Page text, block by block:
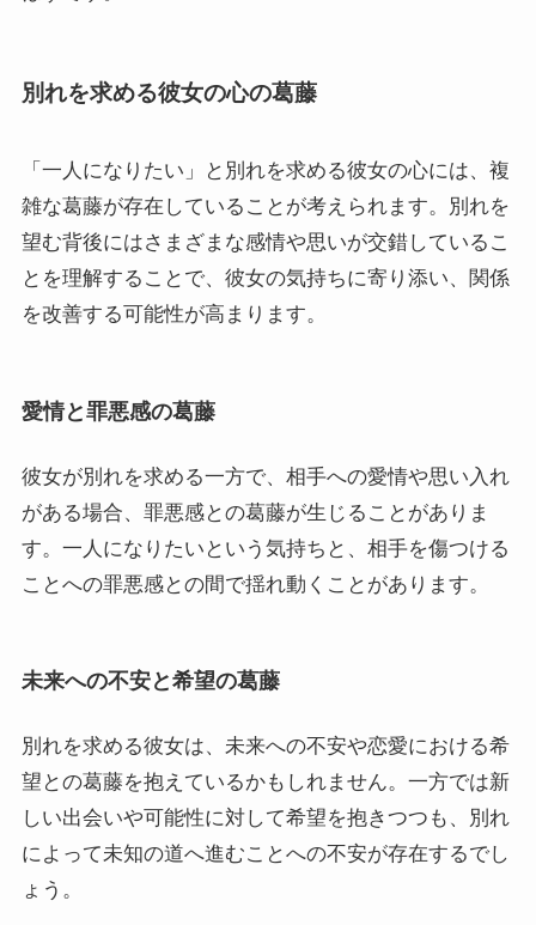
別れを求める彼女の心の葛藤
「一人になりたい」と別れを求める彼女の心には、複
雑な葛藤が存在していることが考えられます。別れを
望む背後にはさまざまな感情や思いが交錯しているこ
とを理解することで、彼女の気持ちに寄り添い、関係
を改善する可能性が高まります。
愛情と罪悪感の葛藤
彼女が別れを求める一方で、相手への愛情や思い入れ
がある場合、罪悪感との葛藤が生じることがありま
す。一人になりたいという気持ちと、相手を傷つける
ことへの罪悪感との間で揺れ動くことがあります。
未来への不安と希望の葛藤
別れを求める彼女は、未来への不安や恋愛における希
望との葛藤を抱えているかもしれません。一方では新
しい出会いや可能性に対して希望を抱きつつも、別れ
によって未知の道へ進むことへの不安が存在するでし
ょう。